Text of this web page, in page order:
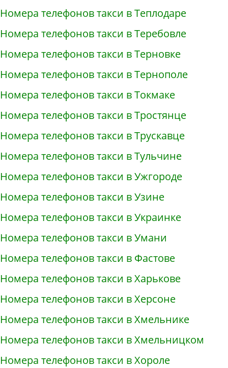
Номера телефонов такси в Теплодаре
Номера телефонов такси в Теребовле
Номера телефонов такси в Терновке
Номера телефонов такси в Тернополе
Номера телефонов такси в Токмаке
Номера телефонов такси в Тростянце
Номера телефонов такси в Трускавце
Номера телефонов такси в Тульчине
Номера телефонов такси в Ужгороде
Номера телефонов такси в Узине
Номера телефонов такси в Украинке
Номера телефонов такси в Умани
Номера телефонов такси в Фастове
Номера телефонов такси в Харькове
Номера телефонов такси в Херсоне
Номера телефонов такси в Хмельнике
Номера телефонов такси в Хмельницком
Номера телефонов такси в Хороле